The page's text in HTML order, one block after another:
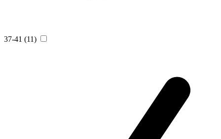
37-41 (11)